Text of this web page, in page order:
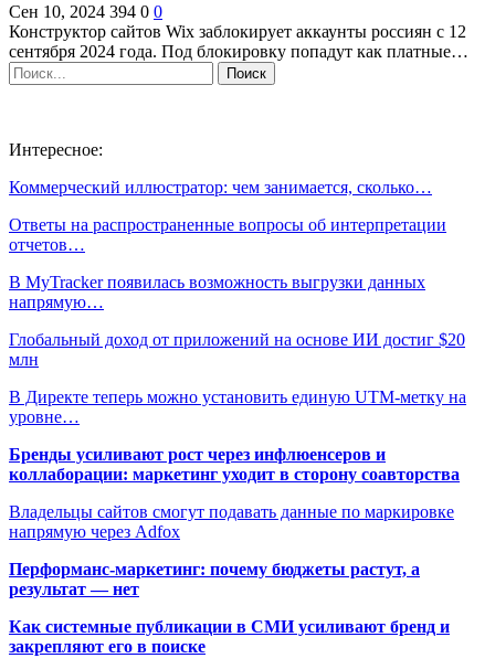
Сен 10, 2024 394 0 0
Конструктор сайтов Wix заблокирует аккаунты россиян с 12
сентября 2024 года. Под блокировку попадут как платные…
Интересное:
Коммерческий иллюстратор: чем занимается, сколько…
Ответы на распространенные вопросы об интерпретации
отчетов…
В MyTracker появилась возможность выгрузки данных
напрямую…
Глобальный доход от приложений на основе ИИ достиг $20
млн
В Директе теперь можно установить единую UTM-метку на
уровне…
Бренды усиливают рост через инфлюенсеров и
коллаборации: маркетинг уходит в сторону соавторства
Владельцы сайтов смогут подавать данные по маркировке
напрямую через Adfox
Перформанс-маркетинг: почему бюджеты растут, а
результат — нет
Как системные публикации в СМИ усиливают бренд и
закрепляют его в поиске